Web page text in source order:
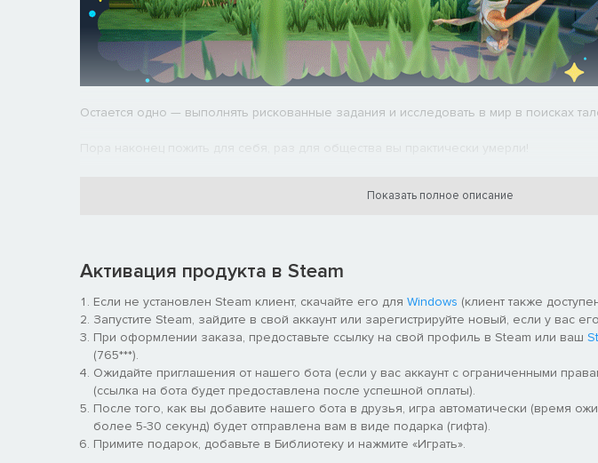
Остается одно — выполнять рискованные задания и исследовать в мир в поисках
ОСОБЕННОСТИ
СТАР ДА УДАЛ
Вы будете играть за старичье — злобное, немощное, бедное и ненавидящее весь
мечтали о таком, верно? Теперь-то вы наконец поймете своих бабуль и дедуль.
Показать полное описание
Активация продукта в Steam
Если не установлен Steam клиент, скачайте его для Windows (клиент также
Запустите Steam, зайдите в свой аккаунт или зарегистрируйте новый, если у вас
При оформлении заказа, предоставьте ссылку на свой профиль в Steam или ваш
(765***).
Ожидайте приглашения от нашего бота (если у вас аккаунт с ограниченными
(ссылка на бота будет предоставлена после успешной оплаты).
После того, как вы добавите нашего бота в друзья, игра автоматически (время
более 5-30 секунд) будет отправлена вам в виде подарка (гифта).
Примите подарок, добавьте в Библиотеку и нажмите «Играть».